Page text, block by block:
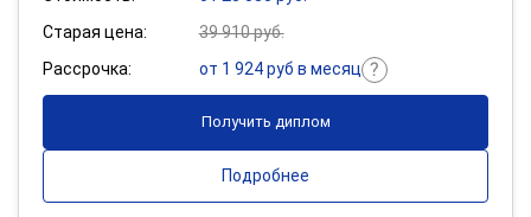
Старая цена:
39 910 руб.
Рассрочка:
от 1 924 руб в месяц
Получить диплом
Подробнее